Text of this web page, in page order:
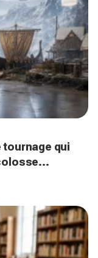
tournage qui